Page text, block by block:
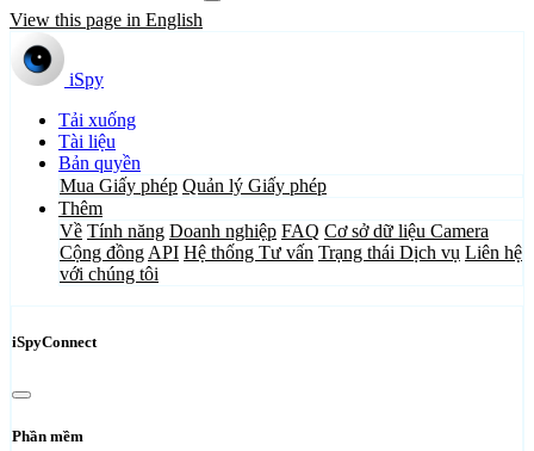
View this page in English
iSpy
Tải xuống
Tài liệu
Bản quyền
Mua Giấy phép Quản lý Giấy phép
Thêm
Về Tính năng Doanh nghiệp FAQ Cơ sở dữ liệu Camera
Cộng đồng API Hệ thống Tư vấn Trạng thái Dịch vụ Liên hệ
với chúng tôi
iSpyConnect
Phần mềm